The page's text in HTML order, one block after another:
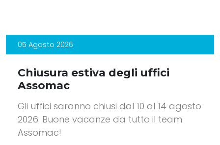
05 Agosto 2026
Chiusura estiva degli uffici
Assomac
Gli uffici saranno chiusi dal 10 al 14 agosto
2026. Buone vacanze da tutto il team
Assomac!